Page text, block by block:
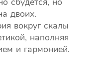
двоих.
вокруг скалы
наполняя
и гармонией.